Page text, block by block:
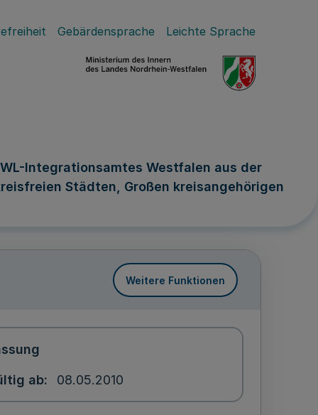
Gebärdensprache Leichte Sprache
Integrationsamtes Westfalen aus der
Städten, Großen kreisangehörigen
Weitere Funktionen
ab 08.05.2010